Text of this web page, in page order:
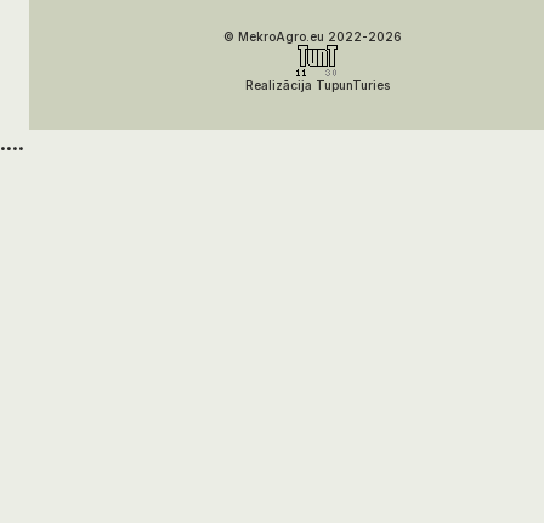
© MekroAgro.eu 2022-2026
Realizācija TupunTuries
....